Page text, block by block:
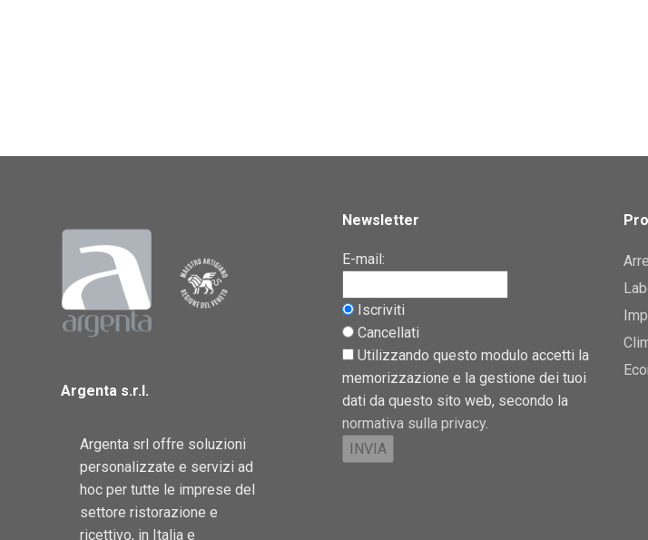
Argenta s.r.l.
Argenta srl offre soluzioni
personalizzate e servizi ad
hoc per tutte le imprese del
settore ristorazione e
ricettivo, in Italia e
Newsletter
E-mail:
Iscriviti
Cancellati
Utilizzando questo modulo accetti la
memorizzazione e la gestione dei tuoi
dati da questo sito web, secondo la
normativa sulla privacy.